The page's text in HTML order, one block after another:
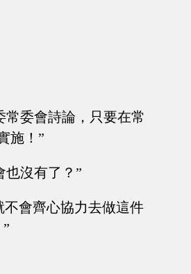
委會詩論，只要在常
施！”
也沒有了？”
不會齊心協力去做這件